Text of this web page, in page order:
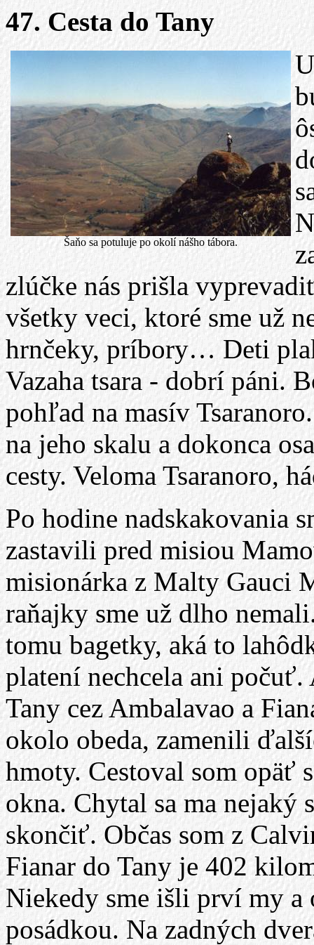
47. Cesta do Tany
Šaňo sa potuluje po okolí nášho tábora.
zlúčke nás prišla
všetky veci, ktoré sme už
hrnčeky, príbory… Deti
Vazaha tsara - dobrí páni.
pohľad na masív
na jeho skalu a dokonca
cesty. Veloma Tsaranoro,
Po hodine nadskakovania
zastavili pred misiou
misionárka z Malty Gauci
raňajky sme už dlho
tomu bagetky, aká to
platení nechcela ani
Tany cez Ambalavao a
okolo obeda, zamenili
hmoty. Cestoval som opäť
okna. Chytal sa ma nejaký
skončiť. Občas som z
Fianar do Tany je 402
Niekedy sme išli prví my a
posádkou. Na zadných